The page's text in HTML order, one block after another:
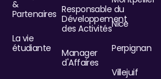
&
Partenaires
La vie
étudiante
Responsable du
Développement
des Activités
Manager
d'Affaires
Nice
Perpignan
Villejuif